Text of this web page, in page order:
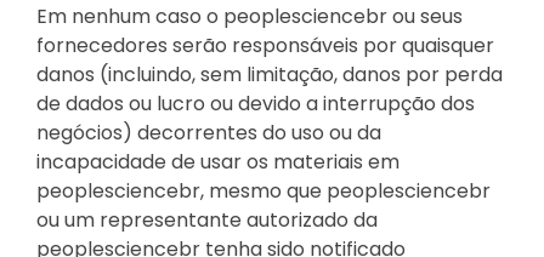
Em nenhum caso o peoplesciencebr ou seus
fornecedores serão responsáveis ​​por quaisquer
danos (incluindo, sem limitação, danos por perda
de dados ou lucro ou devido a interrupção dos
negócios) decorrentes do uso ou da
incapacidade de usar os materiais em
peoplesciencebr, mesmo que peoplesciencebr
ou um representante autorizado da
peoplesciencebr tenha sido notificado